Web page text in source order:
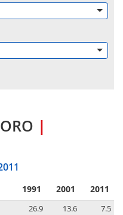
|
1991 2001 2011
26.9 13.6
7.5